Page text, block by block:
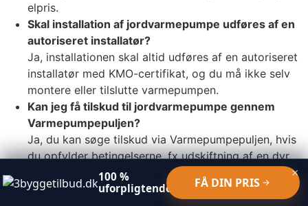
elpris.
Skal installation af jordvarmepumpe udføres af en
autoriseret installatør?
Ja, installationen skal altid udføres af en autoriseret
installatør med KMO-certifikat, og du må ikke selv
montere eller tilslutte varmepumpen.
Kan jeg få tilskud til jordvarmepumpe gennem
Varmepumpepuljen?
Ja, du kan søge tilskud via Varmepumpepuljen, hvis
du opfylder betingelserne, fx udskiftning af en dyr
varmekilde og valg af en model, der står på
Energistyrelsens positivliste.
100 %
uforpligtende
FÅ DIN PRIS
×